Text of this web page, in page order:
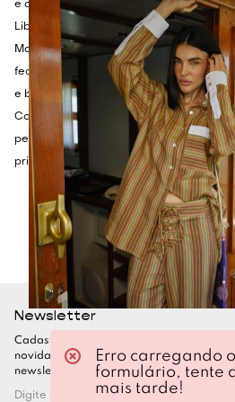
e detalhes que valorizam o bem-estar e
Liberty Fabrics; Modelo composê
Modelagem reta e confortável; Camisa
fechamento por botões; Calça com cós
e bolsos nas costas; Tecido leve, toque
Composição: 100% viscose; Modelo
peça pode encolher em média 3,5 cm
primeira lavagem.
Newsletter
Cadastre-se para ficar por dentro de
novidades. Garanta seu desconto
newsletter
Erro carregando o
formulário, tente
mais tarde!